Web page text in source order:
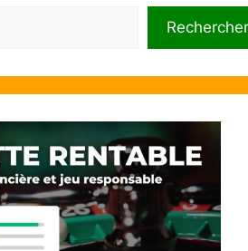
Rechercher